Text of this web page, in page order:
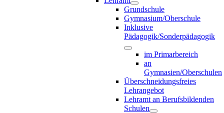
Grundschule
Gymnasium/Oberschule
Inklusive
Pädagogik/Sonderpädagogik
im Primarbereich
an
Gymnasien/Oberschulen
Überschneidungsfreies
Lehrangebot
Lehramt an Berufsbildenden
Schulen